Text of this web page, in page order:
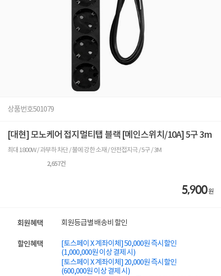
상품번호501079
[대현] 모노케어 접지멀티탭 블랙 [메인스위치/10A] 5구 3m
최대 1800W / 과부하 차단 / 불에 강한 소재 / 안전접지극 / 5구 / 3M
2,657건
5,900원
회원혜택 회원등급별 배송비 할인
할인혜택
[토스페이 X 계좌이체] 50,000원 즉시할인
(1,000,000원 이상 결제 시)
[토스페이 X 계좌이체] 20,000원 즉시할인
(600,000원 이상 결제 시)